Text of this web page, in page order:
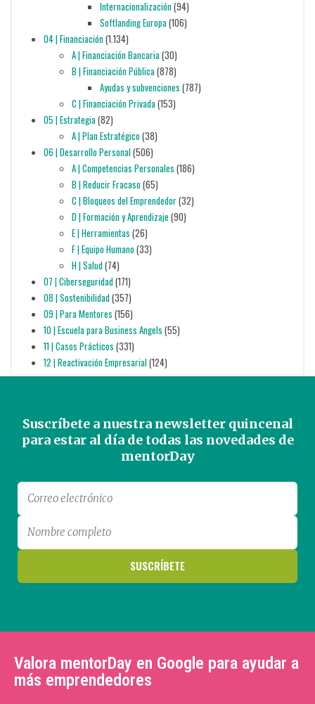
Internacionalización(94)
Softlanding Europa(106)
04 | Financiación(1.134)
A | Financiación Bancaria(30)
B | Financiación Pública(878)
Ayudas y subvenciones (787)
C | Financiación Privada(153)
05 | Estrategia(82)
A | Plan Estratégico(38)
06 | Desarrollo Personal(506)
A | Competencias Personales (186)
B | Reducir Fracaso(65)
C | Bloqueos del Emprendedor(32)
D | Formación y Aprendizaje (90)
E | Herramientas (26)
F | Equipo Humano(33)
H | Salud(74)
07 | Ciberseguridad(171)
08 | Sostenibilidad(357)
09 | Para Mentores (156)
10 | Escuela para Business Angels (55)
11 | Casos Prácticos (331)
12 | Reactivación Empresarial(124)
Suscríbete a nuestra newsletter quincenal
para estar al día de todas las novedades de
mentorDay
Valora mentorDay en Google para ayudar a
más emprendedores